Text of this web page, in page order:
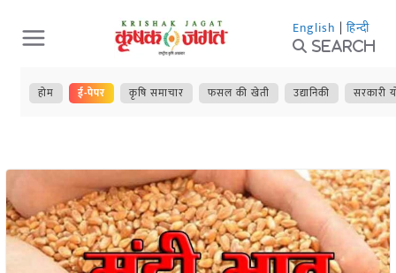
Skip
to
content
English | हिन्दी
Search
होम ई-पेपर कृषि समाचार फसल की खेती उद्यानिकी सरकारी